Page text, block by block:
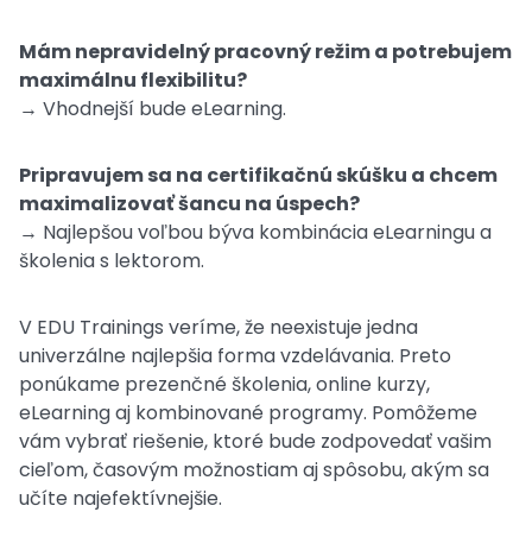
Mám nepravidelný pracovný režim a potrebujem
maximálnu flexibilitu?
→ Vhodnejší bude eLearning.
Pripravujem sa na certifikačnú skúšku a chcem
maximalizovať šancu na úspech?
→ Najlepšou voľbou býva kombinácia eLearningu a
školenia s lektorom.
V EDU Trainings veríme, že neexistuje jedna
univerzálne najlepšia forma vzdelávania. Preto
ponúkame prezenčné školenia, online kurzy,
eLearning aj kombinované programy. Pomôžeme
vám vybrať riešenie, ktoré bude zodpovedať vašim
cieľom, časovým možnostiam aj spôsobu, akým sa
učíte najefektívnejšie.